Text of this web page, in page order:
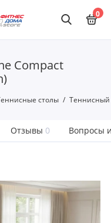
0
Compact
столы Теннисный
Отзывы 0 Вопросы